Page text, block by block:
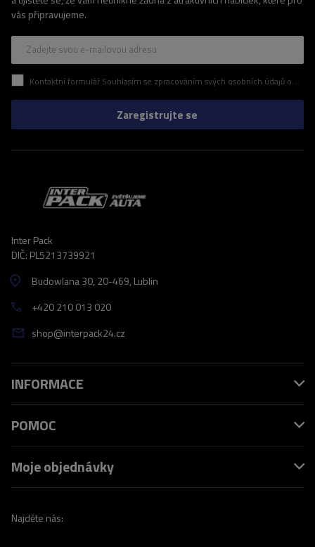
vás připravujeme.
Zadejte svou e-mailovou adresu
Kontaktní formulář Souhlasím se zpracováním svých osobních údajů obsažených v kontaktním formuláři v souladu s nařízením Evropského parlamentu a Rady (EU)
Zaregistrujte se
Inter Pack
DIČ: PL5213739921
Budowlana 30, 20-469, Lublin
+420 210 013 020
shop@interpack24.cz
INFORMACE
POMOC
Moje objednávky
Najděte nás: